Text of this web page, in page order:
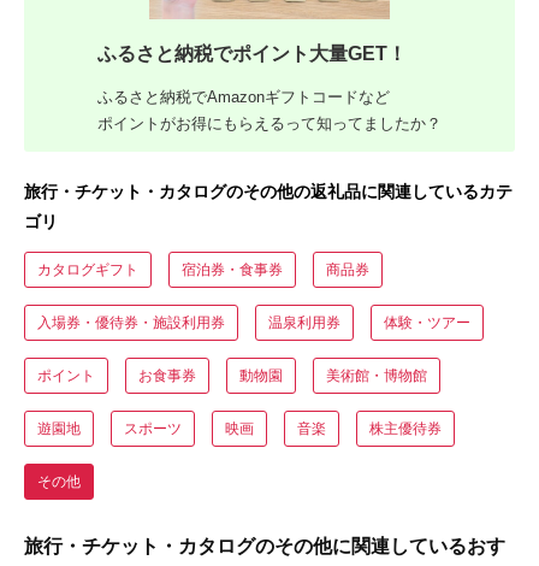
ふるさと納税でポイント大量GET！
ふるさと納税でAmazonギフトコードなど
ポイントがお得にもらえるって知ってましたか？
旅行・チケット・カタログのその他の返礼品に関連しているカテ
ゴリ
カタログギフト 宿泊券・食事券 商品券
入場券・優待券・施設利用券 温泉利用券 体験・ツアー
ポイント お食事券 動物園 美術館・博物館
遊園地 スポーツ 映画 音楽 株主優待券
その他
旅行・チケット・カタログのその他に関連しているおす